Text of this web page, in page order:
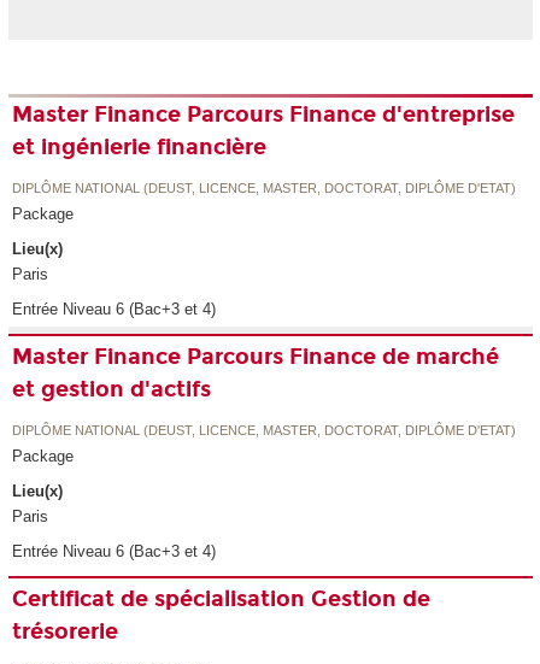
Master Finance Parcours Finance d'entreprise
et ingénierie financière
DIPLÔME NATIONAL (DEUST, LICENCE, MASTER, DOCTORAT, DIPLÔME D'ETAT)
Package
Lieu(x)
Paris
Entrée Niveau 6 (Bac+3 et 4)
Master Finance Parcours Finance de marché
et gestion d'actifs
DIPLÔME NATIONAL (DEUST, LICENCE, MASTER, DOCTORAT, DIPLÔME D'ETAT)
Package
Lieu(x)
Paris
Entrée Niveau 6 (Bac+3 et 4)
Certificat de spécialisation Gestion de
trésorerie